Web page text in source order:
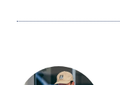
savourer la